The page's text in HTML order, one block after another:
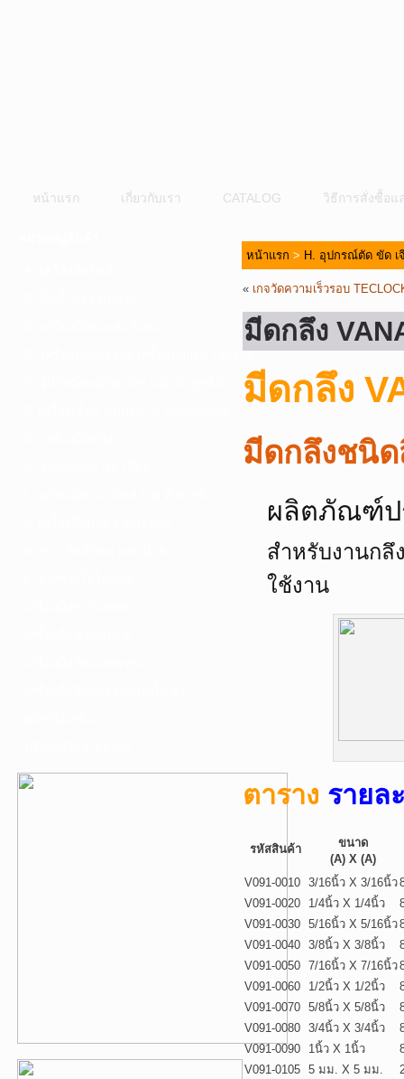
หน้าแรก เกี่ยวกับเรา CATALOG วิธีการสั่งซื้อแ
D. เครื่องมือก่อสร้าง-เครื่องมืออุตสาหกรรม
หน้าแรก > H. อุปกรณ์ตัด ขัด เ
« เกจวัดความเร็วรอบ
มีดกลึง
มีดกลึง
มีดกลึงชนิด
ผลิตภัณฑ์ป
สำหรับงานกลึ
ใช้งาน
ตาราง รายล
รหัสสินค้า
ขนาด
(A) X (A)
V091-0010 3/16นิ้ว X 3/16นิ้ว
V091-0020
1/4นิ้ว X 1/4นิ้ว
V091-0030 5/16นิ้ว X 5/16นิ้ว
V091-0040 3/8นิ้ว X 3/8นิ้ว
V091-0050 7/16นิ้ว X 7/16นิ้ว
V091-0060
1/2นิ้ว X 1/2นิ้ว
V091-0070 5/8นิ้ว X 5/8นิ้ว
V091-0080 3/4นิ้ว X 3/4นิ้ว
V091-0090
1นิ้ว X 1นิ้ว
V091-0105 5 มม. X 5 มม.